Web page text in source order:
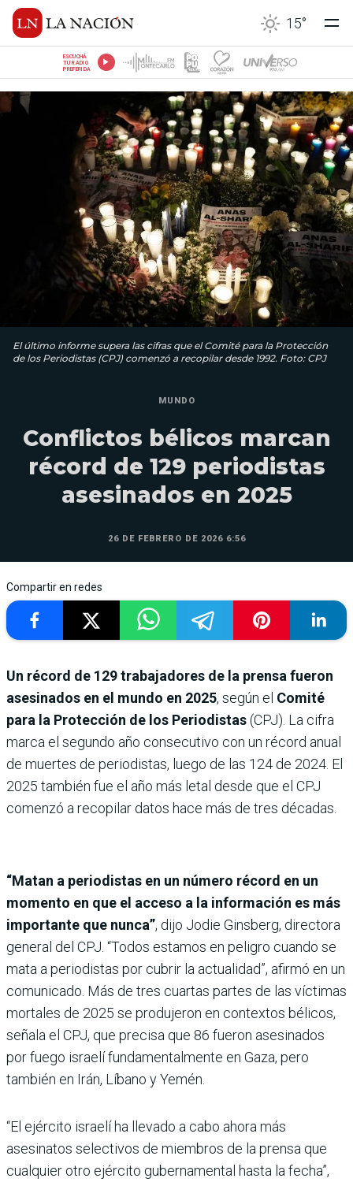
15°
ESCUCHÁ
TU RADIO
PREFERIDA
El último informe supera las cifras que el Comité para la Protección
de los Periodistas (CPJ) comenzó a recopilar desde 1992. Foto: CPJ
MUNDO
Conflictos bélicos marcan
récord de 129 periodistas
asesinados en 2025
26 DE FEBRERO DE 2026 6:56
Compartir en redes
Un récord de 129 trabajadores de la prensa fueron
asesinados en el mundo en 2025, según el Comité
para la Protección de los Periodistas(CPJ). La cifra
marca el segundo año consecutivo con un récord anual
de muertes de periodistas, luego de las 124 de 2024. El
2025 también fue el año más letal desde que el CPJ
comenzó a recopilar datos hace más de tres décadas.
“Matan a periodistas en un número récord en un
momento en que el acceso a la información es más
importante que nunca”, dijo Jodie Ginsberg, directora
general del CPJ. “Todos estamos en peligro cuando se
mata a periodistas por cubrir la actualidad”, afirmó en un
comunicado. Más de tres cuartas partes de las víctimas
mortales de 2025 se produjeron en contextos bélicos,
señala el CPJ, que precisa que 86 fueron asesinados
por fuego israelí fundamentalmente en Gaza, pero
también en Irán, Líbano y Yemén.
“El ejército israelí ha llevado a cabo ahora más
asesinatos selectivos de miembros de la prensa que
cualquier otro ejército gubernamental hasta la fecha”,